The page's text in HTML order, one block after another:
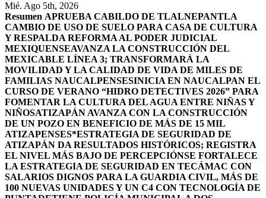
Mié. Ago 5th, 2026
Resumen APRUEBA CABILDO DE TLALNEPANTLA
CAMBIO DE USO DE SUELO PARA CASA DE CULTURA
Y RESPALDA REFORMA AL PODER JUDICIAL
MEXIQUENSEAVANZA LA CONSTRUCCIÓN DEL
MEXICABLE LÍNEA 3; TRANSFORMARÁ LA
MOVILIDAD Y LA CALIDAD DE VIDA DE MILES DE
FAMILIAS NAUCALPENSESINICIA EN NAUCALPAN EL
CURSO DE VERANO “HIDRO DETECTIVES 2026” PARA
FOMENTAR LA CULTURA DEL AGUA ENTRE NIÑAS Y
NIÑOSATIZAPÁN AVANZA CON LA CONSTRUCCIÓN
DE UN POZO EN BENEFICIO DE MÁS DE 15 MIL
ATIZAPENSES*ESTRATEGIA DE SEGURIDAD DE
ATIZAPÁN DA RESULTADOS HISTÓRICOS; REGISTRA
EL NIVEL MÁS BAJO DE PERCEPCIÓNSE FORTALECE
LA ESTRATEGIA DE SEGURIDAD EN TECÁMAC CON
SALARIOS DIGNOS PARA LA GUARDIA CIVIL, MÁS DE
100 NUEVAS UNIDADES Y UN C4 CON TECNOLOGÍA DE